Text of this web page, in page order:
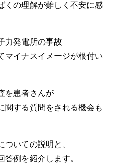
くの理解が難しく不安に感
力発電所の事故
マイナスイメージが根付い
を患者さんが
関する質問をされる機会も
ついての説明と、
例を紹介します。